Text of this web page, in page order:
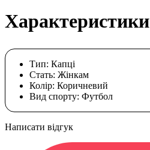
Характеристики
Тип: Капці
Стать: Жінкам
Колір: Коричневий
Вид спорту: Футбол
Написати відгук